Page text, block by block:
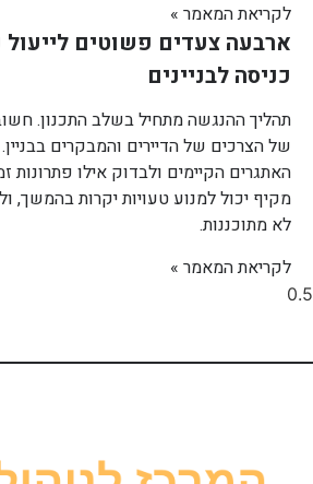
לקריאת המאמר »
ארבעה צעדים פשוטים לייעול
כניסה לבניינים
תהליך ההנגשה מתחיל בשלב התכנון.
של הצרכים של הדיירים והמבקרים
האתגרים הקיימים ולבדוק אילו פתרונות
מקיף יכול למנוע טעויות יקרות בהמשך,
לא מתוכננות.
לקריאת המאמר »